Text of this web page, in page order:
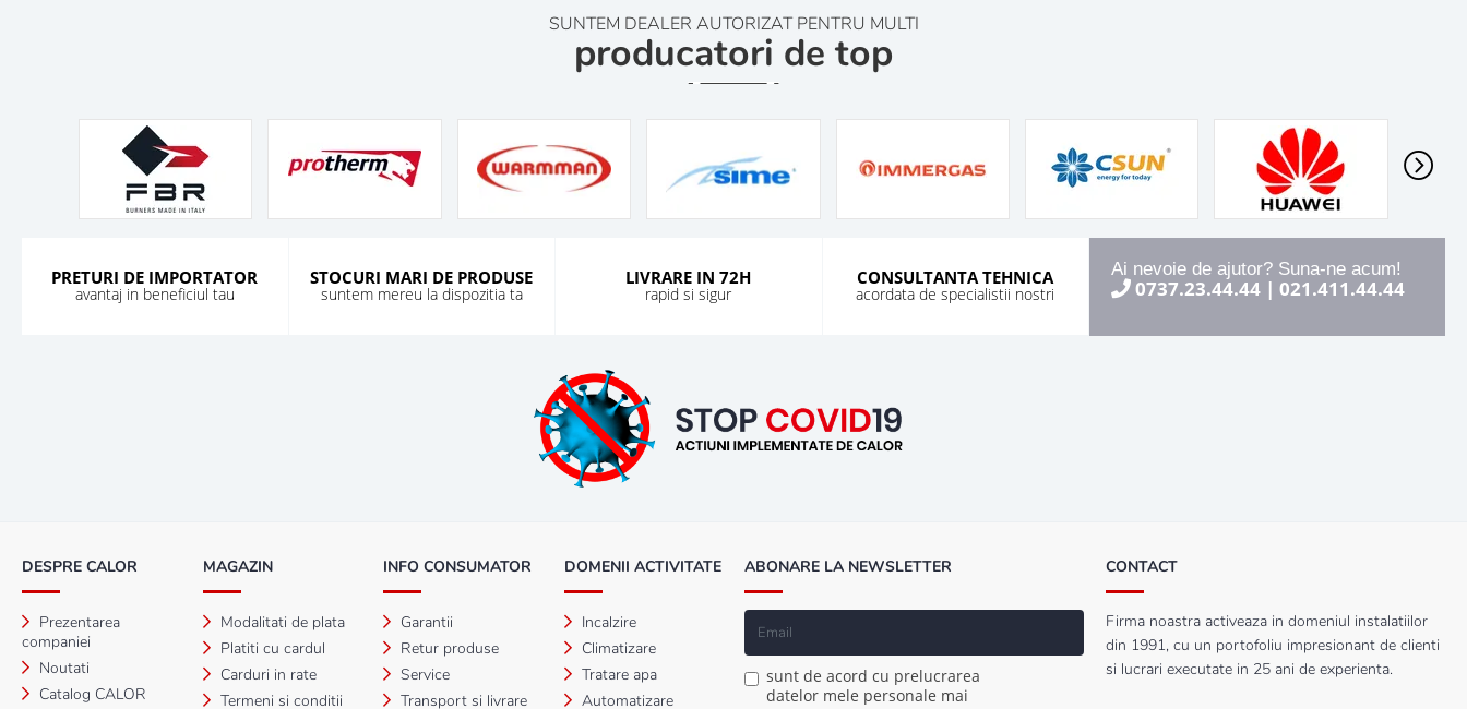
SUNTEM DEALER AUTORIZAT PENTRU MULTI
producatori de top
PRETURI DE IMPORTATOR
avantaj in beneficiul tau
STOCURI MARI DE PRODUSE
suntem mereu la dispozitia ta
LIVRARE IN 72H
rapid si sigur
CONSULTANTA TEHNICA
acordata de specialistii nostri
Ai nevoie de ajutor? Suna-ne acum!
0737.23.44.44 | 021.411.44.44
DESPRE CALOR
Prezentarea
companiei
Noutati
Catalog CALOR
MAGAZIN
Modalitati de plata
Platiti cu cardul
Carduri in rate
Termeni si conditii
INFO CONSUMATOR
Garantii
Retur produse
Service
Transport si livrare
DOMENII ACTIVITATE
Incalzire
Climatizare
Tratare apa
Automatizare
ABONARE LA NEWSLETTER
sunt de acord cu prelucrarea
datelor mele personale mai
CONTACT
Firma noastra activeaza in domeniul instalatiilor
din 1991, cu un portofoliu impresionant de clienti
si lucrari executate in 25 ani de experienta.